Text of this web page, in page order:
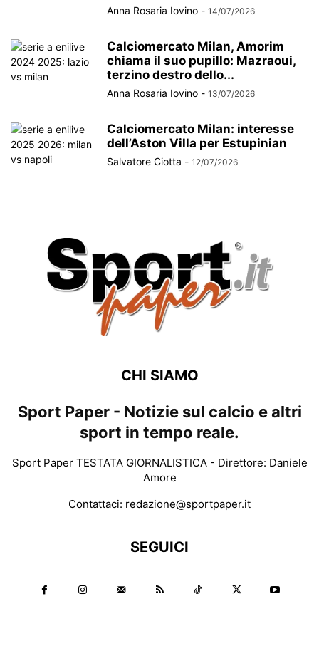
Anna Rosaria Iovino - 14/07/2026
Calciomercato Milan, Amorim
chiama il suo pupillo: Mazraoui,
terzino destro dello...
Anna Rosaria Iovino - 13/07/2026
Calciomercato Milan: interesse
dell’Aston Villa per Estupinian
Salvatore Ciotta - 12/07/2026
CHI SIAMO
Sport Paper - Notizie sul calcio e altri
sport in tempo reale.
Sport Paper TESTATA GIORNALISTICA - Direttore: Daniele
Amore
Contattaci: redazione@sportpaper.it
SEGUICI